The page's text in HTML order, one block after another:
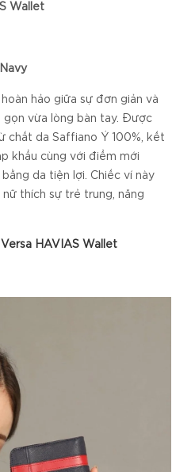
Wallet
hảo giữa sự đơn giản và
gọn vừa lòng bàn tay. Được
chất da Saffiano Ý 100%, kết
khẩu cùng với điểm mới
da tiện lợi. Chiếc ví này
thích sự trẻ trung, năng
Versa HAVIAS Wallet